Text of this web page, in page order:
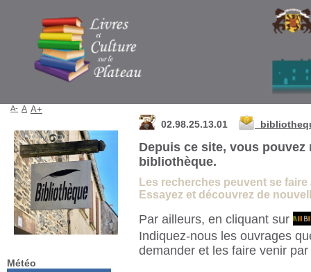
Les recherches peuvent se
Essayez et découvrez de
Par ailleurs, en cliquant sur
Indiquez-nous les ouvrages
demander et les faire venir
02.98.25.13.01
Depuis ce site, vous
bibliothèque.
A- A A+
Météo